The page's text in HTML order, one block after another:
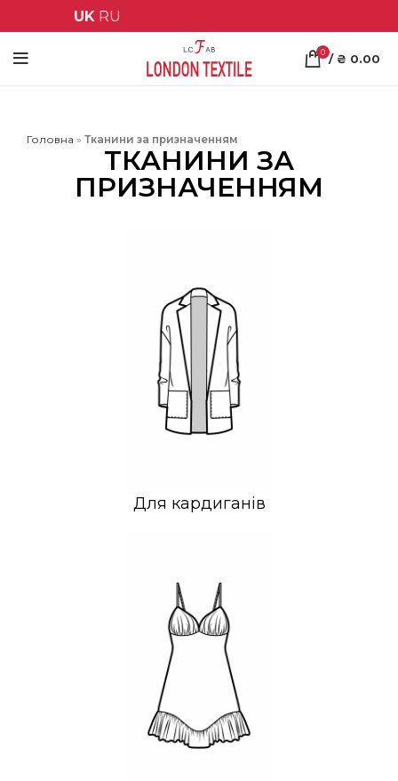
UK RU
0 / ₴ 0.00
Головна »Тканини за призначенням
ТКАНИНИ ЗА
ПРИЗНАЧЕННЯМ
Для кардиганів